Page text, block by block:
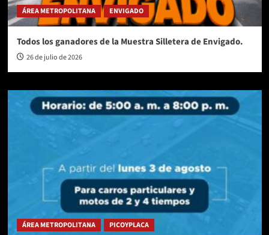
ÁREA METROPOLITANA ENVIGADO
Todos los ganadores de la Muestra Silletera de Envigado.
26 de julio de 2026
ÁREA METROPOLITANA PICOYPLACA